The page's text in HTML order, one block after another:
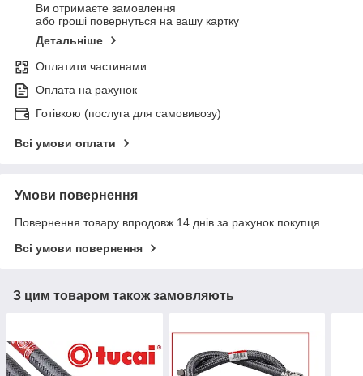
Ви отримаєте замовлення
або гроші повернуться на вашу картку
Детальніше
Оплатити частинами
Оплата на рахунок
Готівкою (послуга для самовивозу)
Всі умови оплати
Умови повернення
Повернення товару впродовж 14 днів за рахунок покупця
Всі умови повернення
З цим товаром також замовляють